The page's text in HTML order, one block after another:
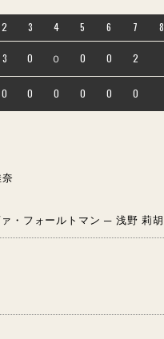
2 3 4 5 6 7 8
3 0 ０ 0 0 2
0 0 0 0 0 0
・フォールトマン ─ 浅野 莉胡